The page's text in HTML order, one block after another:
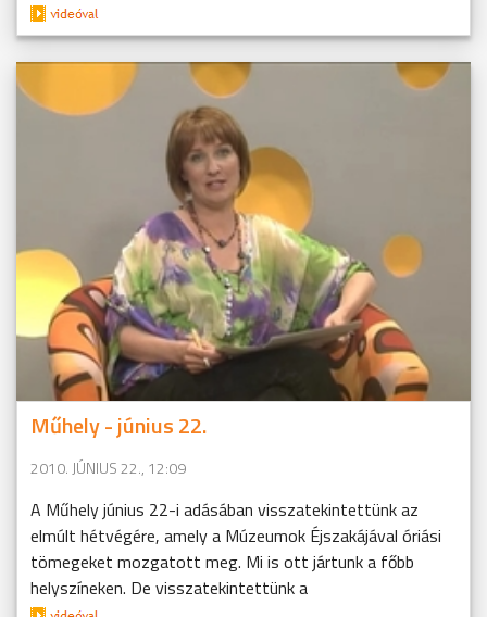
Műhely - június 22.
2010. JÚNIUS 22., 12:09
A Műhely június 22-i adásában visszatekintettünk az
elmúlt hétvégére, amely a Múzeumok Éjszakájával óriási
tömegeket mozgatott meg. Mi is ott jártunk a főbb
helyszíneken. De visszatekintettünk a